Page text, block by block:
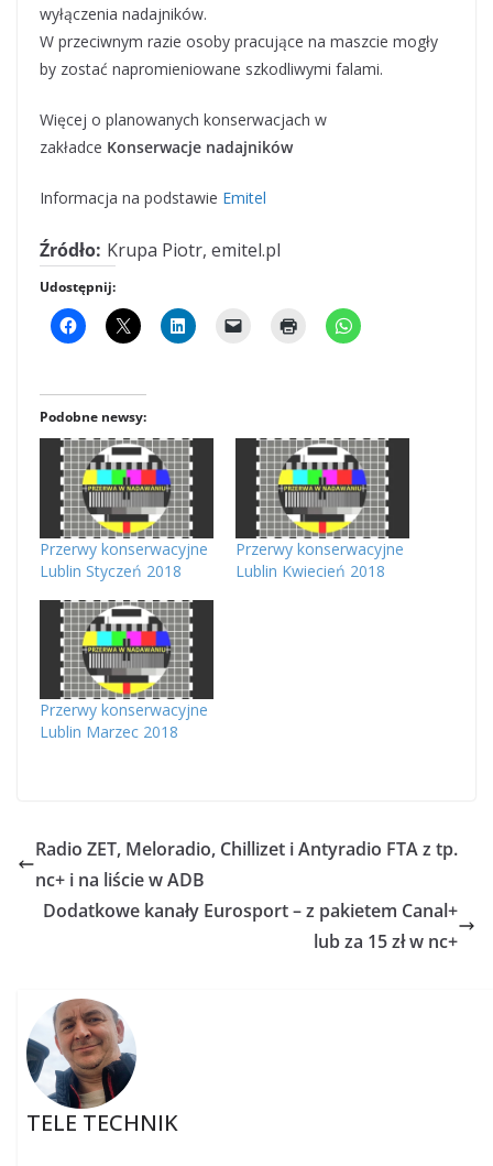
wyłączenia nadajników.
W przeciwnym razie osoby pracujące na maszcie mogły
by zostać napromieniowane szkodliwymi falami.
Więcej o planowanych konserwacjach w
zakładce Konserwacje nadajników
Informacja na podstawie Emitel
Źródło: Krupa Piotr, emitel.pl
Udostępnij:
Podobne newsy:
Przerwy konserwacyjne
Lublin Styczeń 2018
Przerwy konserwacyjne
Lublin Kwiecień 2018
Przerwy konserwacyjne
Lublin Marzec 2018
Radio ZET, Meloradio, Chillizet i Antyradio FTA z tp.
nc+ i na liście w ADB
Dodatkowe kanały Eurosport – z pakietem Canal+
lub za 15 zł w nc+
TELE TECHNIK